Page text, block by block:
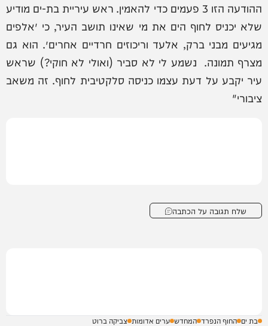
ההודעה הזו 3 פעמים כדי להאמין. ראש עיריית בת-ים מודיע
שלא יכניס לחוף הים את מי שאינו תושב העיר, כי ״אלפים
מגיעים מבני ברק, אלעד וריכוזים חרדיים אחרים״. הוא גם
מצרף תמונה. נשמע לי לא סביר (ואולי לא חוקי?) שראש
עיר יקבע על דעת עצמו כניסה סלקטיבית לחוף. זה משאב
ציבורי"
שלח תגובה על הכתבה
בת ים החוף הנפרד המחדש ערים אדומות צביקה ברוט